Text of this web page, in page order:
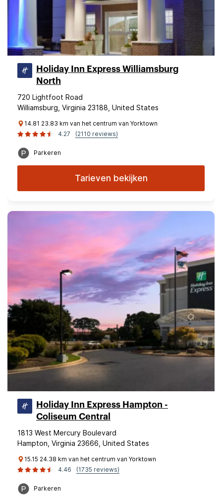
Holiday Inn Express Williamsburg
North
720 Lightfoot Road
Williamsburg, Virginia 23188, United States
14.81 23.83 km van het centrum van Yorktown
4.27
(2110 reviews)
Parkeren
Tarieven bekijken
Holiday Inn Express Hampton -
Coliseum Central
1813 West Mercury Boulevard
Hampton, Virginia 23666, United States
15.15 24.38 km van het centrum van Yorktown
4.46
(1735 reviews)
Parkeren